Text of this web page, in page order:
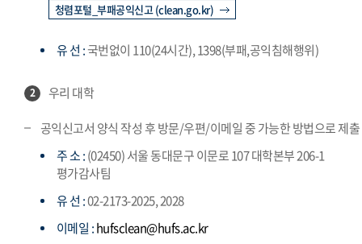
청렴포털_부패공익신고 (clean.go.kr)
유 선 :국번없이 110(24시간), 1398(부패,공익침해행위)
2
우리 대학
공익신고서 양식 작성 후 방문/우편/이메일 중 가능한 방법으로 제출
주 소 :(02450) 서울 동대문구 이문로 107 대학본부 206-1
평가감사팀
유 선 :02-2173-2025, 2028
이메일 :hufsclean@hufs.ac.kr